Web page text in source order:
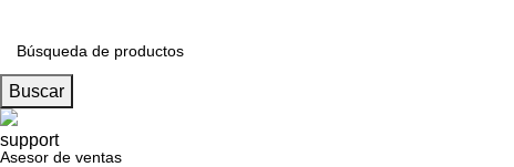
Buscar
Asesor de ventas